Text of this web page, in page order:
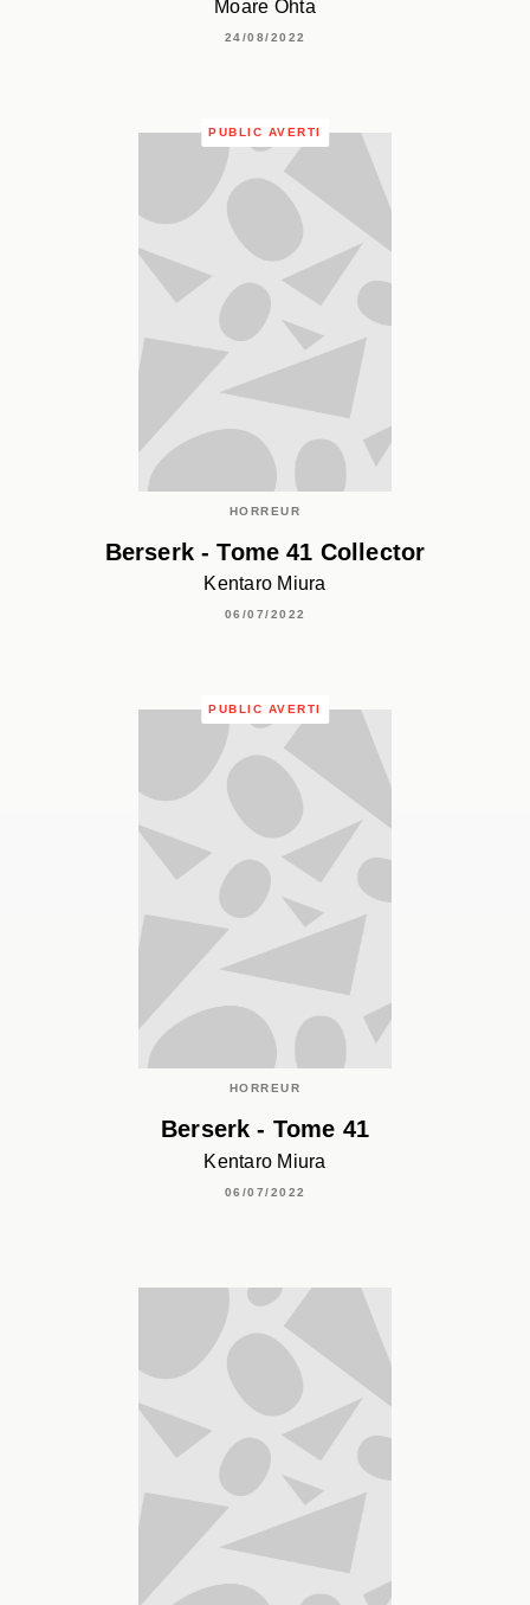
Moare Ohta
24/08/2022
PUBLIC AVERTI
HORREUR
Berserk - Tome 41 Collector
Kentaro Miura
06/07/2022
PUBLIC AVERTI
HORREUR
Berserk - Tome 41
Kentaro Miura
06/07/2022